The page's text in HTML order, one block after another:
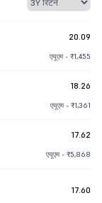
20.09
एयूएम - ₹1,455
18.26
एयूएम - ₹1,361
17.62
एयूएम - ₹5,868
17.60